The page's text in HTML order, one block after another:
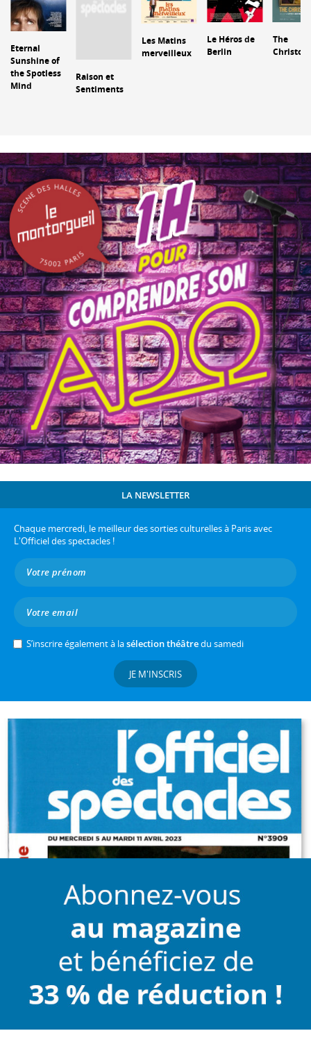
Eternal
Sunshine of
the Spotless
Mind
Raison et
Sentiments
Les Matins
merveilleux
Le Héros de
Berlin
The
LA NEWSLETTER
Chaque mercredi, le meilleur des sorties culturelles à Paris avec
L'Officiel des spectacles !
S’inscrire également à lasélection théâtredu samedi
JE M'INSCRIS